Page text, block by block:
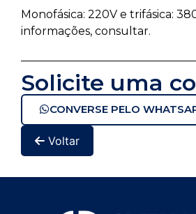
Monofásica: 220V e trifásica:
informações, consultar.
Solicite uma
CONVERSE PELO
Voltar